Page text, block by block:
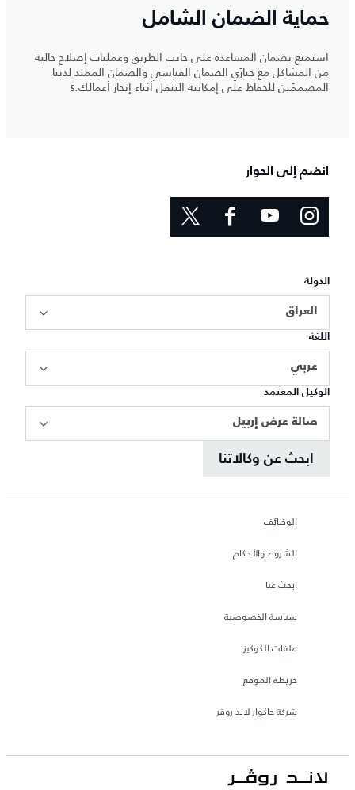
حماية الضمان الشامل
استمتع بضمان المساعدة على جانب الطريق وعمليات إصلاح خالية
من المشاكل مع خيارَي الضمان القياسي والضمان الممتد لدينا
المصممَين للحفاظ على إمكانية التنقل أثناء إنجاز أعمالك.s
انضم إلى الحوار
الدولة
العراق
اللغة
عربي
الوكيل المعتمد
صالة عرض إربيل
ابحث عن وكالاتنا
الوظائف
الشروط والأحكام
ابحث عنا
سياسة الخصوصية
ملفات الكوكيز
خريطة الموقع
شركة جاكوار لاند روڤر